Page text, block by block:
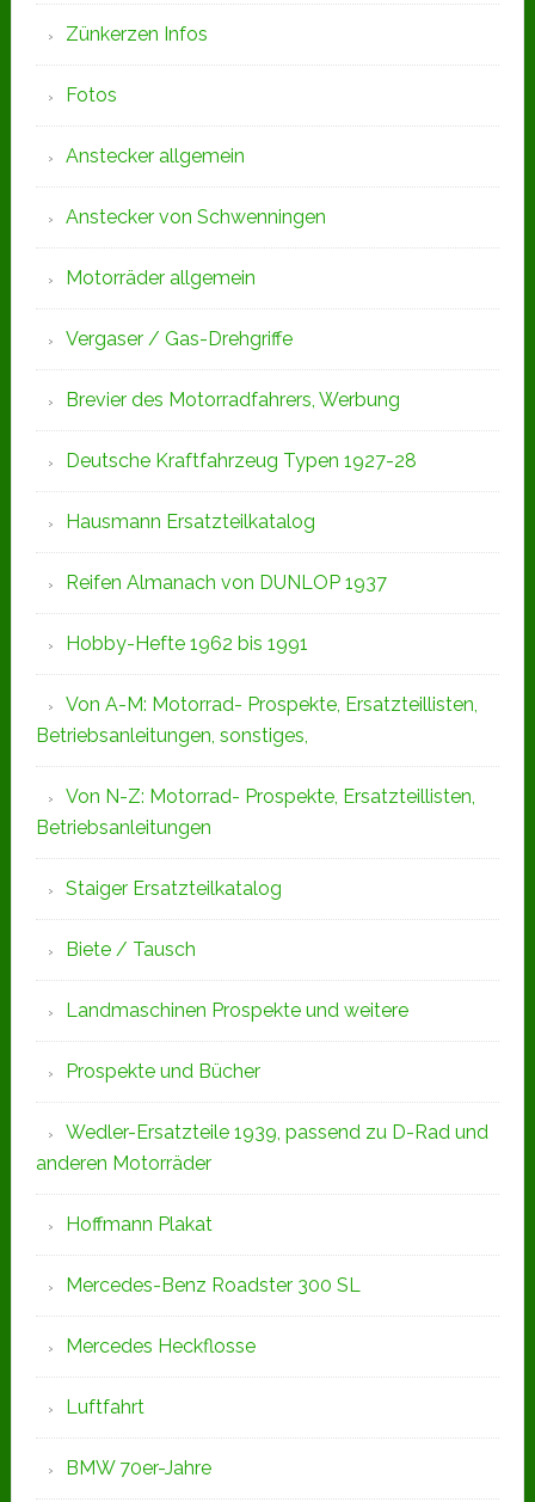
Zünkerzen Infos
Fotos
Anstecker allgemein
Anstecker von Schwenningen
Motorräder allgemein
Vergaser / Gas-Drehgriffe
Brevier des Motorradfahrers, Werbung
Deutsche Kraftfahrzeug Typen 1927-28
Hausmann Ersatzteilkatalog
Reifen Almanach von DUNLOP 1937
Hobby-Hefte 1962 bis 1991
Von A-M: Motorrad- Prospekte, Ersatzteillisten,
Betriebsanleitungen, sonstiges,
Von N-Z: Motorrad- Prospekte, Ersatzteillisten,
Betriebsanleitungen
Staiger Ersatzteilkatalog
Biete / Tausch
Landmaschinen Prospekte und weitere
Prospekte und Bücher
Wedler-Ersatzteile 1939, passend zu D-Rad und
anderen Motorräder
Hoffmann Plakat
Mercedes-Benz Roadster 300 SL
Mercedes Heckflosse
Luftfahrt
BMW 70er-Jahre